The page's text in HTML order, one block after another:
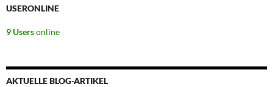
USERONLINE
9 Usersonline
AKTUELLE BLOG-ARTIKEL